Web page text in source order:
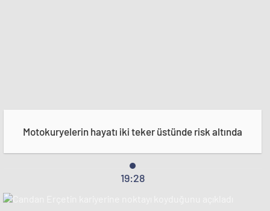
Motokuryelerin hayatı iki teker üstünde risk altında
19:28